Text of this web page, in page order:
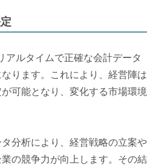
アルタイムで正確な会計データ
ります。これにより、経営陣は
可能となり、変化する市場環境
分析により、経営戦略の立案や
の競争力が向上します。その結